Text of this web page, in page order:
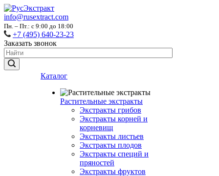
info@rusextract.com
Пн. – Пт.: с 9:00 до 18:00
+7 (495) 640-23-23
Заказать звонок
Каталог
Растительные экстракты
Экстракты грибов
Экстракты корней и
корневищ
Экстракты листьев
Экстракты плодов
Экстракты специй и
пряностей
Экстракты фруктов